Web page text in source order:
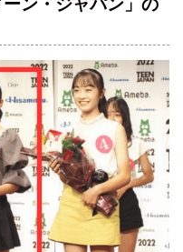
ン・ジャパン」の